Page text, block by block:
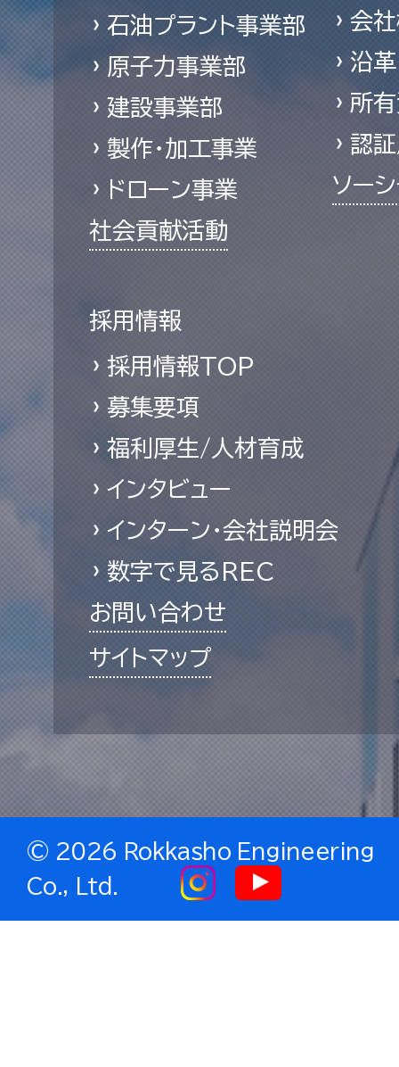
石油プラント事業部
原子力事業部
建設事業部
製作・加工事業
ドローン事業
社会貢献活動
会
沿革
所
認
ソー
採用情報
採用情報TOP
募集要項
福利厚生/人材育成
インタビュー
インターン・会社説明会
数字で見るREC
お問い合わせ
サイトマップ
© 2026 Rokkasho Engineering
Co., Ltd.